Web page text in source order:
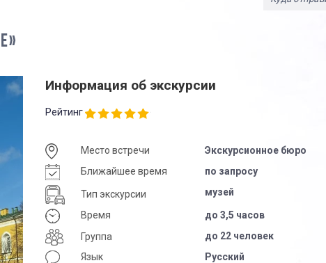
Информация об экскурсии
Рейтинг
Место встречи
Экскурсионное бюро
Ближайшее время
по запросу
Тип экскурсии музей
Время
до 3,5 часов
Группа
до 22 человек
Язык
Русский